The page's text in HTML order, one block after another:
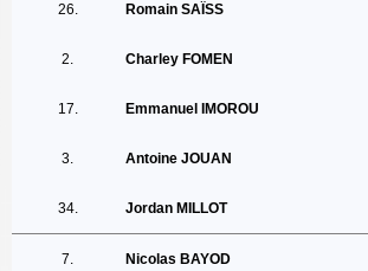
26. Romain SAÏSS
2. Charley FOMEN
17. Emmanuel IMOROU
3. Antoine JOUAN
34. Jordan MILLOT
7. Nicolas BAYOD